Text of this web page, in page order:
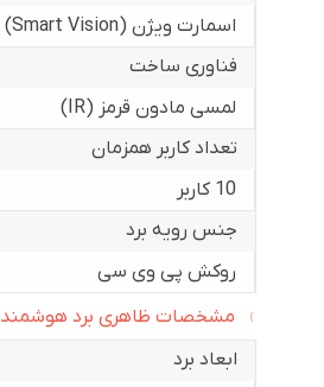
اسمارت ویژن (Smart Vision)
فناوری ساخت
لمسی مادون قرمز (IR)
تعداد کاربر همزمان
10 کاربر
جنس رویه برد
روکش پی وی سی
مشخصات ظاهری برد هوشمند
ابعاد برد